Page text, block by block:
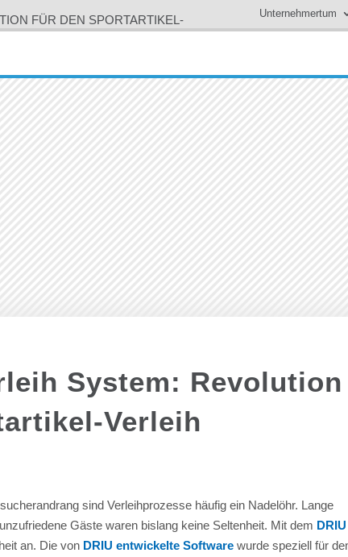
FÜR DEN SPORTARTIKEL-
Unternehmertum
System: Revolution
Verleih
sind Verleihprozesse häufig ein Nadelöhr. Lange
Gäste waren bislang keine Seltenheit. Mit dem
an. Die von DRIU entwickelte Software wurde speziell für